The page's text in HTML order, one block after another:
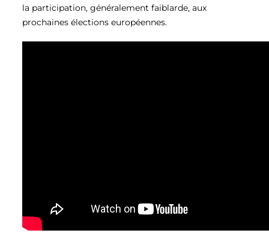
la participation, généralement faiblarde, aux
prochaines élections européennes.